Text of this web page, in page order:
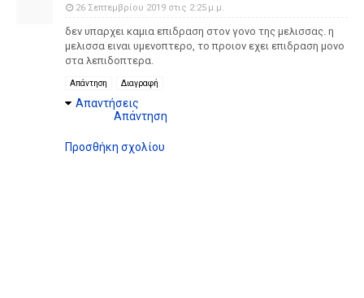
26 Σεπτεμβρίου 2019 στις 2:25 μ.μ.
δεν υπαρχει καμια επιδραση στον γονο της μελισσας. η
μελισσα ειναι υμενοπτερο, το προιον εχει επιδραση μονο
στα λεπιδοπτερα.
Απάντηση Διαγραφή
Απαντήσεις
Απάντηση
Προσθήκη σχολίου